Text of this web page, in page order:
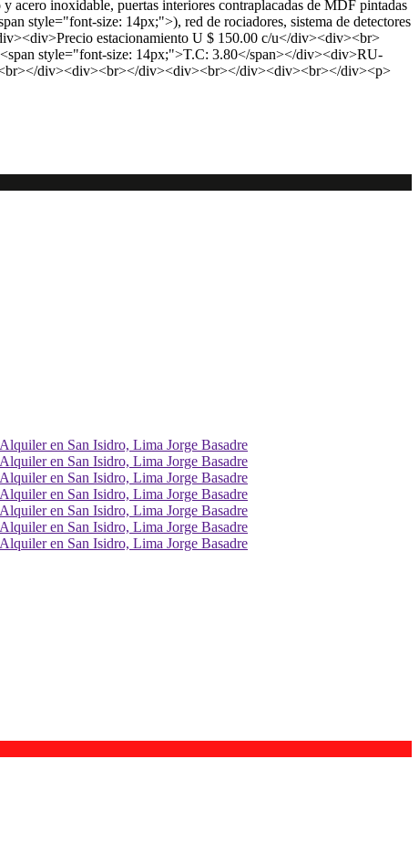
inoxidable, puertas interiores contraplacadas de MDF pintadas
style="font-size: 14px;">), red de rociadores, sistema de detectores
estacionamiento U $ 150.00 c/u</div><div><br>
style="font-size: 14px;">T.C: 3.80</span></div><div>RU-
div><div><br></div><div><br></div><div><br></div><p>